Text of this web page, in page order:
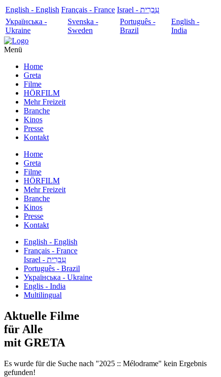
English - English Français - France
עִבְרִית - Israel
Українська -
Ukraine
Svenska -
Sweden
Português -
Brazil
English -
India
Menü
Home
Greta
Filme
HÖRFILM
Mehr Freizeit
Branche
Kinos
Presse
Kontakt
Home
Greta
Filme
HÖRFILM
Mehr Freizeit
Branche
Kinos
Presse
Kontakt
English - English
Français - France
עִבְרִית - Israel
Português - Brazil
Українська - Ukraine
Englis - India
Multilingual
Aktuelle Filme
für Alle
mit GRETA
Es wurde für die Suche nach "2025 :: Mélodrame" kein Ergebnis
gefunden!